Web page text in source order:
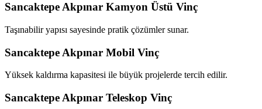
Sancaktepe Akpınar Kamyon Üstü Vinç
Taşınabilir yapısı sayesinde pratik çözümler sunar.
Sancaktepe Akpınar Mobil Vinç
Yüksek kaldırma kapasitesi ile büyük projelerde tercih edilir.
Sancaktepe Akpınar Teleskop Vinç